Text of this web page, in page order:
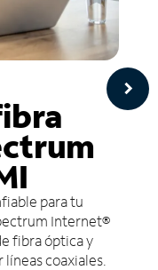
para tu
Internet®
fibra óptica y
coaxiales.